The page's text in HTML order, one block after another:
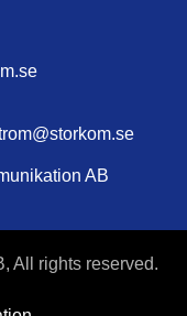
AB
All rights reserved.